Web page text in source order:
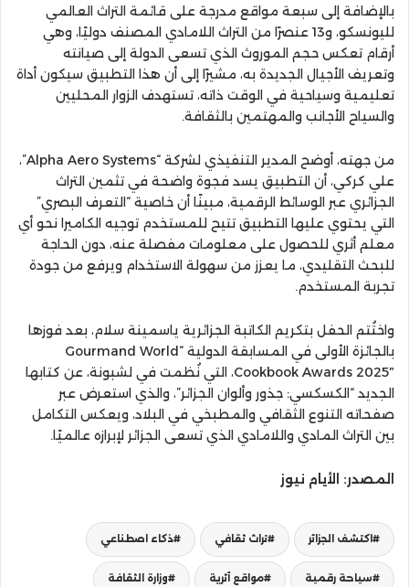
بالإضافة إلى سبعة مواقع مدرجة على قائمة التراث العالمي
لليونسكو، و13 عنصرًا من التراث اللامادي المصنف دوليًا، وهي
أرقام تعكس حجم الموروث الذي تسعى الدولة إلى صيانته
وتعريف الأجيال الجديدة به، مشيرًا إلى أن هذا التطبيق سيكون أداة
تعليمية وسياحية في الوقت ذاته، تستهدف الزوار المحليين
والسياح الأجانب والمهتمين بالثقافة.
من جهته، أوضح المدير التنفيذي لشركة “Alpha Aero Systems”،
علي كركي، أن التطبيق يسد فجوة واضحة في تثمين التراث
الجزائري عبر الوسائط الرقمية، مبينًا أن خاصية “التعرف البصري”
التي يحتوي عليها التطبيق تتيح للمستخدم توجيه الكاميرا نحو أي
معلم أثري للحصول على معلومات مفصلة عنه، دون الحاجة
للبحث التقليدي، ما يعزز من سهولة الاستخدام ويرفع من جودة
تجربة المستخدم.
واختُتم الحفل بتكريم الكاتبة الجزائرية ياسمينة سلام، بعد فوزها
بالجائزة الأولى في المسابقة الدولية “Gourmand World
Cookbook Awards 2025″، التي نُظمت في لشبونة، عن كتابها
الجديد “الكسكسي: جذور وألوان الجزائر”، والذي استعرض عبر
صفحاته التنوع الثقافي والمطبخي في البلاد، ويعكس التكامل
بين التراث المادي واللامادي الذي تسعى الجزائر لإبرازه عالميًا.
المصدر: الأيام نيوز
اكتشف الجزائر تراث ثقافي ذكاء اصطناعي
سياحة رقمية مواقع أثرية وزارة الثقافة